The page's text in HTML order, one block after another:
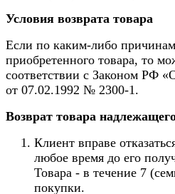
Условия возврата товара
Если по каким-либо
приобретенного товара, то
соответствии с Законом РФ
от 07.02.1992 № 2300-1.
Возврат товара
Клиент вправе
любое время до его
Товара - в течение 7
покупки.